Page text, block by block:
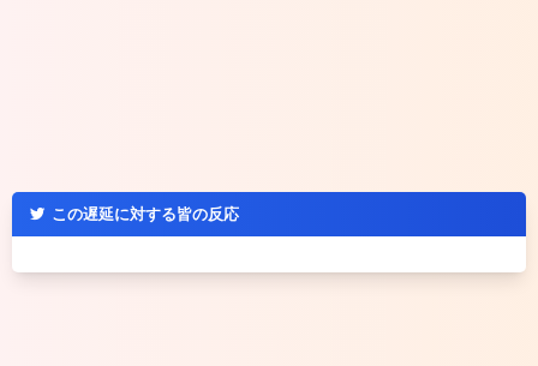
この遅延に対する皆の反応